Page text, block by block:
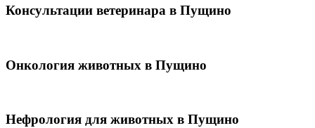
Консультации ветеринара в Пущино
Онкология животных в Пущино
Нефрология для животных в Пущино